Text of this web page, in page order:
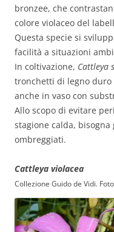
bronzee, che
colore violaceo del
Questa specie si
facilità a situazioni
In coltivazione, Cattleya
tronchetti di legno duro
anche in vaso con
Allo scopo di evitare
stagione calda,
ombreggiati.
Cattleya violacea
Collezione Guido de Vidi.